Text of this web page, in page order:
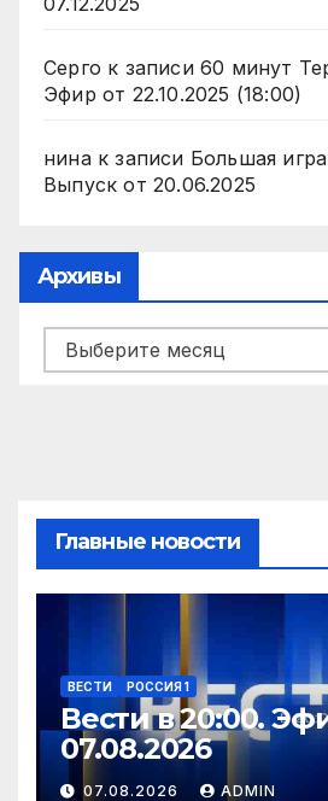
Серго к записи 60 минут
Эфир от 22.10.2025 (18:00)
нинак записи Большая
Выпуск от 20.06.2025
Архивы
Архивы
Главные новости
ВЕСТИ РОССИЯ 1
Вести в 20:00.
07.08.2026
07.08.2026 ADMIN